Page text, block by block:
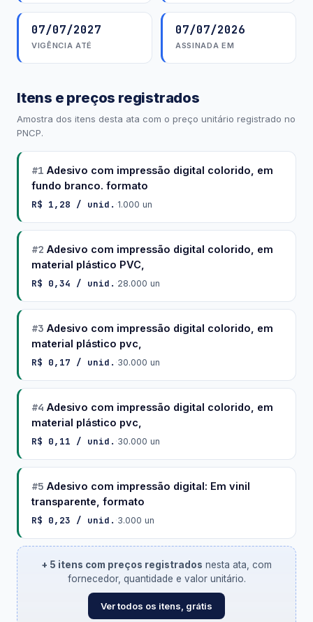
07/07/2027
VIGÊNCIA ATÉ
07/07/2026
ASSINADA EM
Itens e preços registrados
Amostra dos itens desta ata com o preço unitário registrado no
PNCP.
#1 Adesivo com impressão digital colorido, em
fundo branco. formato
R$ 1,28 / unid. ·1.000 un
#2 Adesivo com impressão digital colorido, em
material plástico PVC,
R$ 0,34 / unid. ·28.000 un
#3 Adesivo com impressão digital colorido, em
material plástico pvc,
R$ 0,17 / unid. ·30.000 un
#4 Adesivo com impressão digital colorido, em
material plástico pvc,
R$ 0,11 / unid. ·30.000 un
#5 Adesivo com impressão digital: Em vinil
transparente, formato
R$ 0,23 / unid. ·3.000 un
+ 5 itens com preços registrados nesta ata, com
fornecedor, quantidade e valor unitário.
Ver todos os itens, grátis